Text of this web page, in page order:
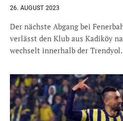
26. AUGUST 2023
Der nächste Abgang bei
verlässt den Klub aus Kadiköy
wechselt innerhalb der